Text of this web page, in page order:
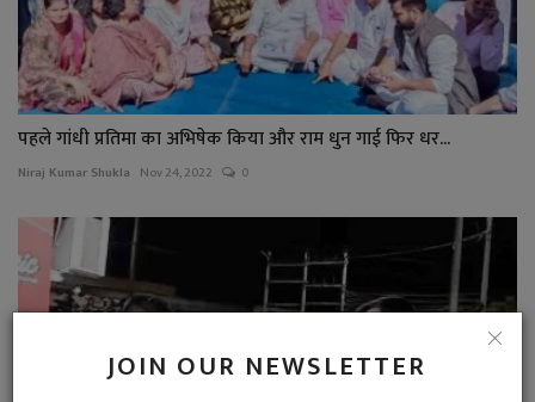
JOIN OUR NEWSLETTER
पहले गांधी प्रतिमा का अभिषेक किया और राम धुन गाई फिर धर...
Niraj Kumar Shukla Nov 24, 2022 0